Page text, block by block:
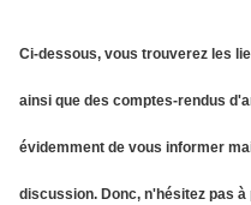
Ci-dessous, vous trouverez les
ainsi que des comptes-rendus
évidemment de vous informer
discussion. Donc, n'hésitez pas